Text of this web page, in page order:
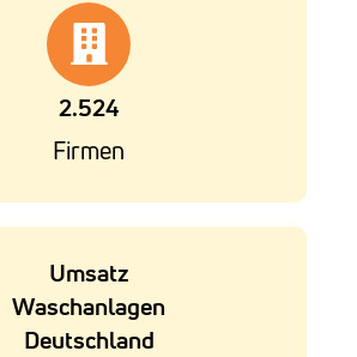
2.524
Firmen
Umsatz
Waschanlagen
Deutschland